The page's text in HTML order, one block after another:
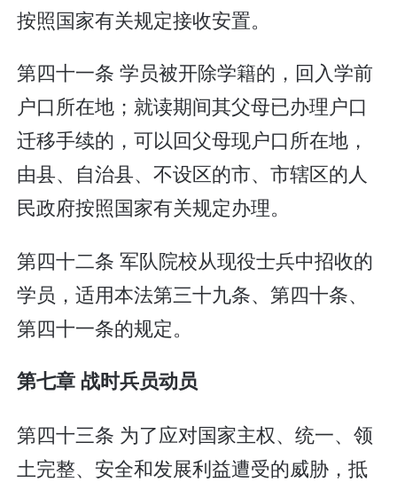
按照国家有关规定接收安置。
第四十一条 学员被开除学籍的，回入学前
户口所在地；就读期间其父母已办理户口
迁移手续的，可以回父母现户口所在地，
由县、自治县、不设区的市、市辖区的人
民政府按照国家有关规定办理。
第四十二条 军队院校从现役士兵中招收的
学员，适用本法第三十九条、第四十条、
第四十一条的规定。
第七章 战时兵员动员
第四十三条 为了应对国家主权、统一、领
土完整、安全和发展利益遭受的威胁，抵